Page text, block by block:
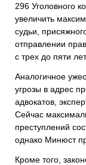
296 Уголовного
увеличить
судьи,
отправлении
с трех до пяти
Аналогичное
угрозы в адрес
адвокатов,
Сейчас
преступлений
однако Минюст
Кроме того,